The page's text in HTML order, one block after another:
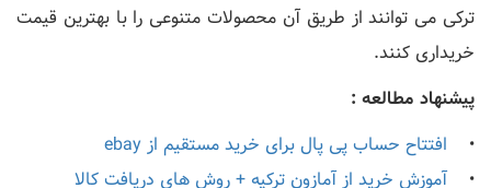
ترکی می توانند از طریق آن محصولات متنوعی را با بهترین قیمت
خریداری کنند.
پیشنهاد مطالعه :
• افتتاح حساب پی پال برای خرید مستقیم از ebay
•آموزش خرید از آمازون ترکیه + روش های دریافت کالا